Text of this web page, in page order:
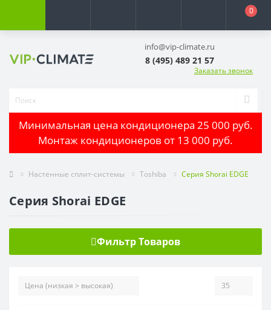
0
info@vip-climate.ru
8 (495) 489 21 57
Заказать звонок
Минимальная цена кондиционера 25 000 руб.
Монтаж кондиционеров от 13 000 руб.
Настенные сплит-системы Toshiba Серия Shorai EDGE
Серия Shorai EDGE
Фильтр Товаров